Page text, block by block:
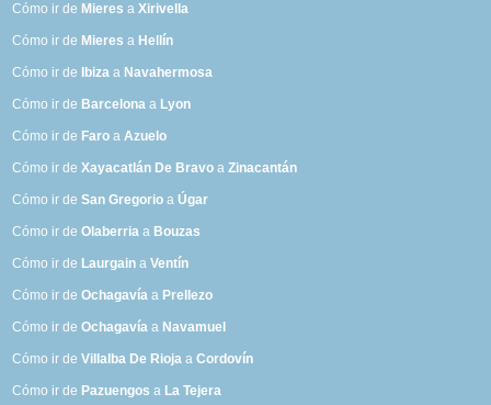
Cómo ir de Mieres aXirivella
Cómo ir de Mieres a Hellín
Cómo ir de Ibiza a Navahermosa
Cómo ir de Barcelona a Lyon
Cómo ir de Faro aAzuelo
Cómo ir deXayacatlán De Bravo aZinacantán
Cómo ir deSan Gregorio aÚgar
Cómo ir deOlaberria a Bouzas
Cómo ir de Laurgain aVentín
Cómo ir deOchagavía a Prellezo
Cómo ir deOchagavía a Navamuel
Cómo ir deVillalba De Rioja aCordovín
Cómo ir de Pazuengos a La Tejera